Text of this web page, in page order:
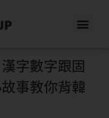
字數字跟固
事教你背韓